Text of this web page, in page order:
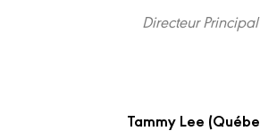
Directeur Principal
Tammy Lee